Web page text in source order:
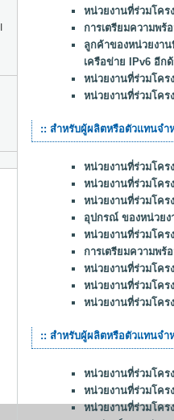
หน่วยงานที่ร่วมโคร
การเตรียมความพร้
ลูกค้าของหน่วยงาน
เครือข่าย IPv6 อีก
หน่วยงานที่ร่วมโคร
หน่วยงานที่ร่วมโคร
:: สำหรับผู้ผลิตหรือตัวแทนจ
หน่วยงานที่ร่วมโคร
หน่วยงานที่ร่วมโคร
หน่วยงานที่ร่วมโคร
อุปกรณ์ ของหน่วยง
หน่วยงานที่ร่วมโค
การเตรียมความพร้
หน่วยงานที่ร่วมโคร
หน่วยงานที่ร่วมโคร
หน่วยงานที่ร่วมโคร
:: สำหรับผู้ผลิตหรือตัวแทนจำ
หน่วยงานที่ร่วมโคร
หน่วยงานที่ร่วมโคร
หน่วยงานที่ร่วมโคร